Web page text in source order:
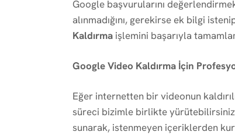
Google başvurularını
alınmadığını, gerekirse ek bilgi
Kaldırma işlemini başarıyla
Google Video Kaldırma İçin
Eğer internetten bir videonun
süreci bizimle birlikte
sunarak, istenmeyen içeriklerden